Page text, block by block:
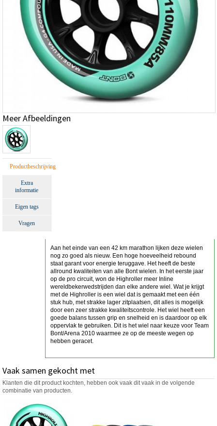
Meer Afbeeldingen
Productbeschrijving
Extra
informatie
Eigen tags
Vragen
Aan het einde van een 42 km marathon lijken deze wielen
nog zo goed als nieuw. Een hoge hoeveelheid rebound
staat garant voor energie teruggave. Het heeft de beste
allround kwaliteiten van alle Bont wielen. In het eerste jaar
op de pro circuit, won de Highroller meer Inline
wereldbekerwedstrijden dan elke andere wiel. Wat je krijgt
met de Highroller is een wiel dat is gemaakt met een één
stuk hub, met strakke lager zitplaatsen, dit alles is mogelijk
door een zeer strakke kwaliteitscontrole. Het wiel heeft een
goede balans tussen grip en snelheid en is daardoor op elk
oppervlak te gebruiken. Dit is het wiel naar keuze voor Team
Bont/Arena 2010 waarmee ze op de meeste wegen op
hebben geracet.
Vaak samen gekocht met
Klanten die dit product kochten, hebben ook vaak dit vaak in de volgende
combinatie van producten.